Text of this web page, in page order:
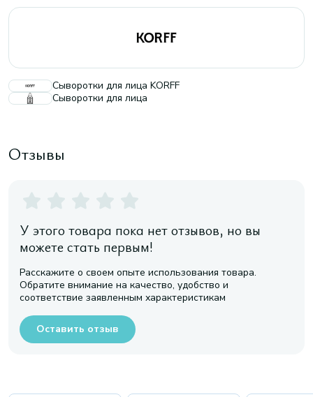
Сыворотки для лица KORFF
Сыворотки для лица
Отзывы
У этого товара пока нет отзывов, но вы
можете стать первым!
Расскажите о своем опыте использования товара.
Обратите внимание на качество, удобство и
соответствие заявленным характеристикам
Оставить отзыв